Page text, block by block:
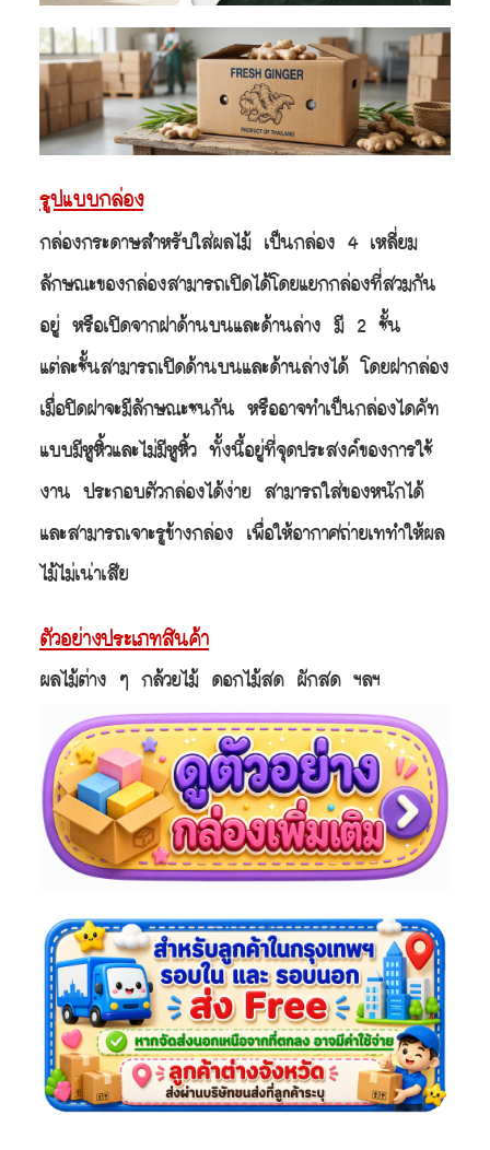
รูปแบบกล่อง
กล่องกระดาษสำหรับใส่ผลไม้ เป็นกล่อง 4 เหลี่ยม
ลักษณะของกล่องสามารถเปิดได้โดยแยกกล่องที่สวมกัน
อยู่ หรือเปิดจากฝาด้านบนและด้านล่าง มี 2 ชั้น
แต่ละชั้นสามารถเปิดด้านบนและด้านล่างได้ โดยฝากล่อง
เมื่อปิดฝาจะมีลักษณะชนกัน หรืออาจทำเป็นกล่องไดคัท
แบบมีหูหิ้วและไม่มีหูหิ้ว ทั้งนี้อยู่ที่จุดประสงค์ของการใช้
งาน ประกอบตัวกล่องได้ง่าย สามารถใส่ของหนักได้
และสามารถเจาะรูข้างกล่อง เพื่อให้อากาศถ่ายเททำให้ผล
ไม้ไม่เน่าเสีย
ตัวอย่างประเภทสินค้า
ผลไม้ต่าง ๆ กล้วยไม้ ดอกไม้สด ผักสด ฯลฯ